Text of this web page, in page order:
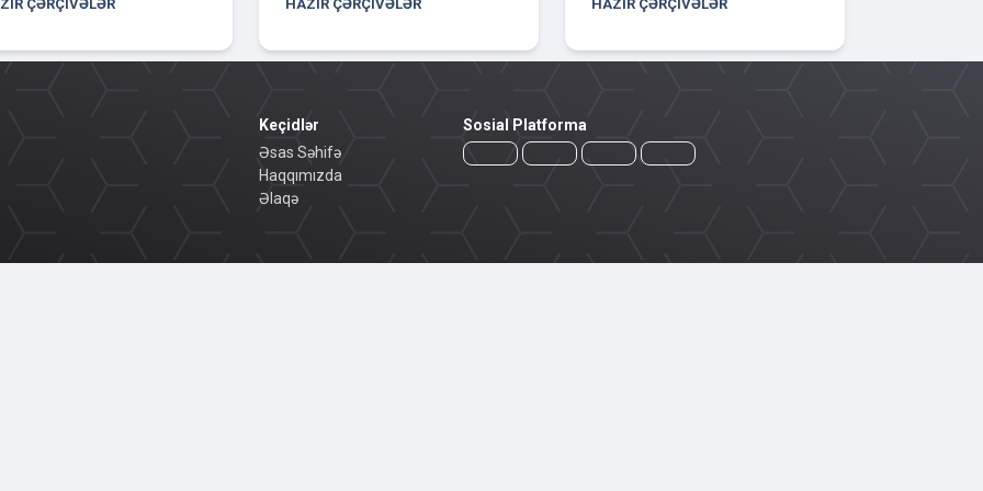
ÇƏRÇIVƏLƏR HAZIR ÇƏRÇIVƏLƏR HAZIR ÇƏRÇIVƏLƏR
Keçidlər
Əsas Səhifə
Haqqımızda
Əlaqə
Sosial Platforma